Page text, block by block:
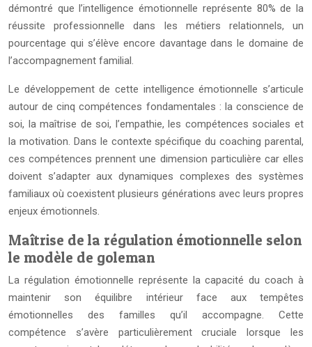
démontré que l’intelligence émotionnelle représente 80% de la
réussite professionnelle dans les métiers relationnels, un
pourcentage qui s’élève encore davantage dans le domaine de
l’accompagnement familial.
Le développement de cette intelligence émotionnelle s’articule
autour de cinq compétences fondamentales : la conscience de
soi, la maîtrise de soi, l’empathie, les compétences sociales et
la motivation. Dans le contexte spécifique du coaching parental,
ces compétences prennent une dimension particulière car elles
doivent s’adapter aux dynamiques complexes des systèmes
familiaux où coexistent plusieurs générations avec leurs propres
enjeux émotionnels.
Maîtrise de la régulation émotionnelle selon
le modèle de goleman
La régulation émotionnelle représente la capacité du coach à
maintenir son équilibre intérieur face aux tempêtes
émotionnelles des familles qu’il accompagne. Cette
compétence s’avère particulièrement cruciale lorsque les